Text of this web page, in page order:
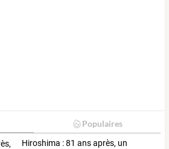
Populaires
Hiroshima : 81 ans après, un